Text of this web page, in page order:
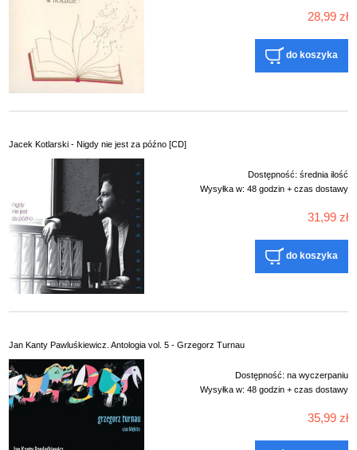
28,99 zł
do koszyka
Jacek Kotlarski - Nigdy nie jest za późno [CD]
Dostępność: średnia ilość
Wysyłka w: 48 godzin + czas dostawy
31,99 zł
do koszyka
Jan Kanty Pawluśkiewicz. Antologia vol. 5 - Grzegorz Turnau
Dostępność: na wyczerpaniu
Wysyłka w: 48 godzin + czas dostawy
35,99 zł